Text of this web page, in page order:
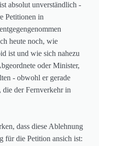
absolut unverständlich -
Petitionen in
heute noch, wie
ist und wie sich nahezu
oder Minister,
- obwohl er gerade
der Fernverkehr in
dass diese Ablehnung
für die Petition ansich ist: